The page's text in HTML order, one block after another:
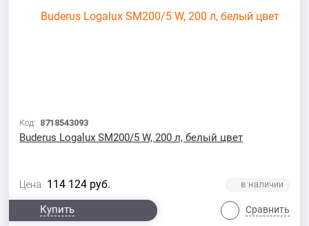
Код: 8718543093
Buderus Logalux SM200/5 W, 200 л, белый цвет
Цена: 114 124 руб.
Купить Сравнить